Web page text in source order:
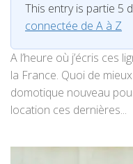
This entry is partie 5
connectée de A à Z
A l’heure où j’écris ces
la France. Quoi de
domotique nouveau
location ces dernières...